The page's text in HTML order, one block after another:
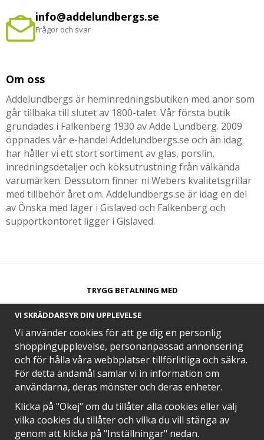
info@addelundbergs.se
Frågor och svar
Om oss
Addelundbergs är heminredningsbutiken med anor som
går tillbaka till slutet av 1800-talet. Vår första butik
grundades i Falkenberg 1930 av Adde Lundberg. 2009
öppnades vår e-handel Addelundbergs.se och än idag
har håller vi ett stort sortiment av glas, porslin,
inredningsdetaljer och köksutrustning från välkända
varumärken. Dessutom finner ni Webers kvalitetsgrillar
med tillbehör året om. Addelundbergs.se är idag en del
av Önska med lager i Gislaved och Falkenberg och
supportkontoret ligger i Gislaved.
TRYGG BETALNING MED​
SNABB LEVERANS MED
EN DEL AV
VI SKRÄDDARSYR DIN UPPLEVELSE
Vi använder cookies för att ge dig en personlig
shoppingupplevelse, personanpassad annonsering
och för hålla våra webbplatser tillförlitliga och säkra.
För detta ändamål samlar vi in information om
användarna, deras mönster och deras enheter.
Klicka på "Okej" om du tillåter alla cookies eller välj
vilka cookies du tillåter och vilka du vill stänga av
genom att klicka på "Inställningar" nedan.